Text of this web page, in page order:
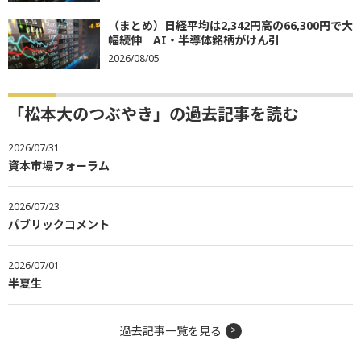
（まとめ）日経平均は2,342円高の66,300円で大
幅続伸 AI・半導体銘柄がけん引
2026/08/05
「松本大のつぶやき」の過去記事を読む
2026/07/31
資本市場フォーラム
2026/07/23
パブリックコメント
2026/07/01
半夏生
過去記事一覧を見る